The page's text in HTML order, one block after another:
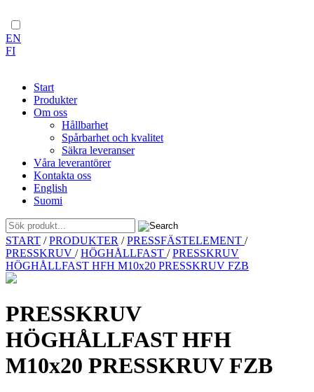
EN
FI
Start
Produkter
Om oss
Hållbarhet
Spårbarhet och kvalitet
Säkra leveranser
Våra leverantörer
Kontakta oss
English
Suomi
Skip
to
content
START /PRODUKTER /PRESSFÄSTELEMENT /
PRESSKRUV /HÖGHÅLLFAST /PRESSKRUV
HÖGHÅLLFAST HFH M10x20 PRESSKRUV FZB
PRESSKRUV
HÖGHÅLLFAST HFH
M10x20 PRESSKRUV FZB